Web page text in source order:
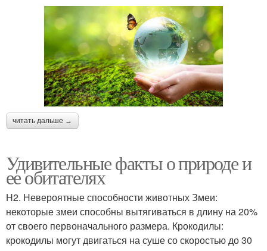
читать дальше →
Удивительные факты о природе и
ее обитателях
H2. Невероятные способности животных Змеи:
некоторые змеи способны вытягиваться в длину на 20%
от своего первоначального размера. Крокодилы:
крокодилы могут двигаться на суше со скоростью до 30